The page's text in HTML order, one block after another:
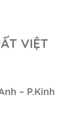
VIỆT
– P.Kinh